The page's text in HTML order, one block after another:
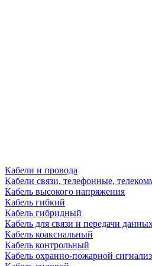
Кабели и провода
Кабели связи, телефонные,
Кабель высокого напряжения
Кабель гибкий
Кабель гибридный
Кабель для связи и передачи
Кабель коаксиальный
Кабель контрольный
Кабель охранно-пожарной